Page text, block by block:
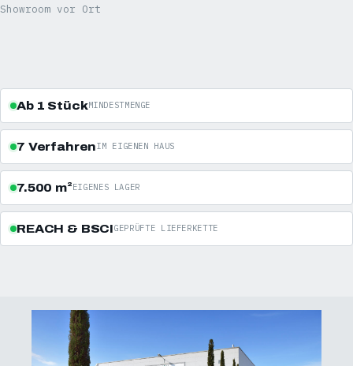
Showroom vor Ort
Ab 1 StückMINDESTMENGE
7 VerfahrenIM EIGENEN HAUS
7.500 m²EIGENES LAGER
REACH & BSCIGEPRÜFTE LIEFERKETTE